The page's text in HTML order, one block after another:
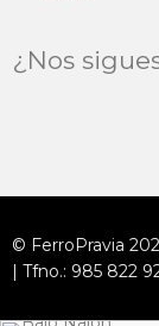
¿Nos
© FerroPravia
| Tfno.: 985 822